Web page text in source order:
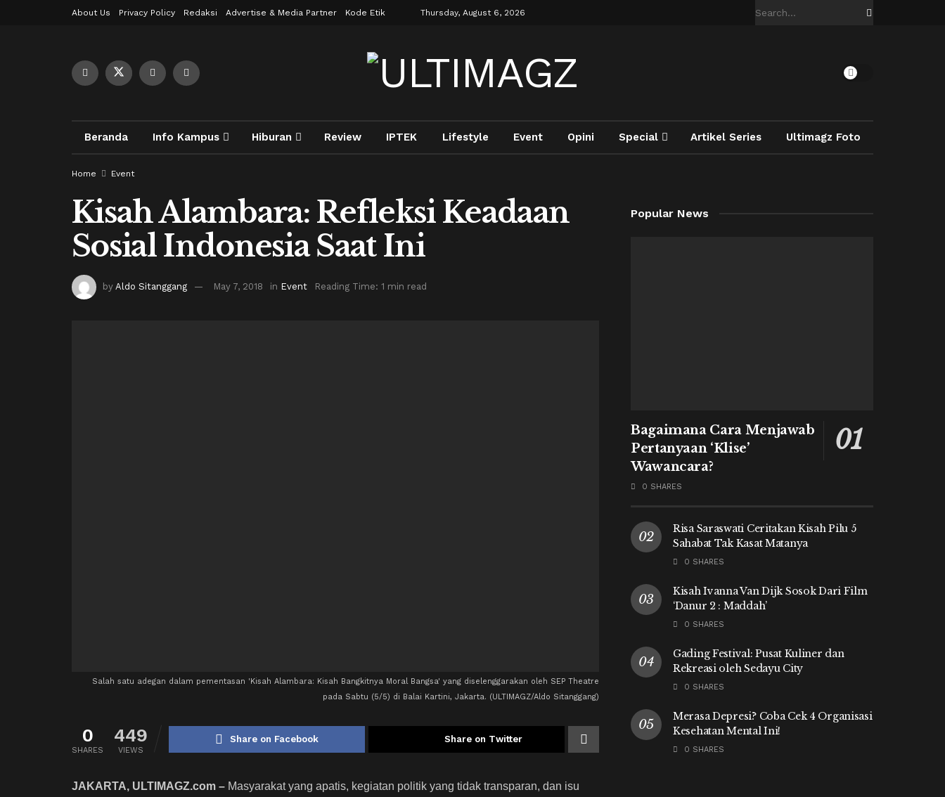
About Us Privacy Policy Redaksi Advertise & Media Partner Kode Etik Thursday, August 6, 2026
Beranda Info Kampus Hiburan Review IPTEK Lifestyle Event Opini Special Artikel Series Ultimagz Foto
Home Event
Kisah Alambara: Refleksi Keadaan
Sosial Indonesia Saat Ini
by Aldo Sitanggang May 7, 2018 in Event Reading Time: 1 min read
Salah satu adegan dalam pementasan 'Kisah Alambara: Kisah Bangkitnya Moral Bangsa' yang diselenggarakan oleh SEP Theatre
pada Sabtu (5/5) di Balai Kartini, Jakarta. (ULTIMAGZ/Aldo Sitanggang)
0
SHARES
449
VIEWS
Share on Facebook Share on Twitter
JAKARTA, ULTIMAGZ.com – Masyarakat yang apatis, kegiatan politik yang tidak transparan, dan isu
Popular News
Bagaimana Cara Menjawab
Pertanyaan ‘Klise’
Wawancara?
0 SHARES
Risa Saraswati Ceritakan Kisah Pilu 5
Sahabat Tak Kasat Matanya
0 SHARES
Kisah Ivanna Van Dijk Sosok Dari Film
‘Danur 2 : Maddah’
0 SHARES
Gading Festival: Pusat Kuliner dan
Rekreasi oleh Sedayu City
0 SHARES
Merasa Depresi? Coba Cek 4 Organisasi
Kesehatan Mental Ini!
0 SHARES